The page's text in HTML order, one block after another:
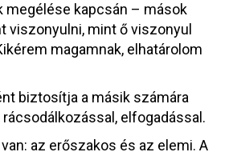
megélése kapcsán – mások
viszonyulni, mint ő viszonyul
magamnak, elhatárolom
biztosítja a másik számára
elfogadással.
az erőszakos és az elemi. A